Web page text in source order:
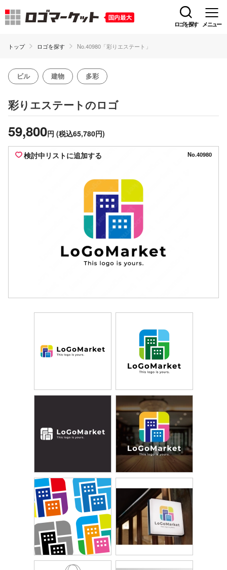
ロゴを探す メニュー
トップ ロゴを探す No.40980「彩りエステート」
ビル 建物 多彩
彩りエステートのロゴ
59,800円 (税込65,780円)
検討中リストに追加する No.40980